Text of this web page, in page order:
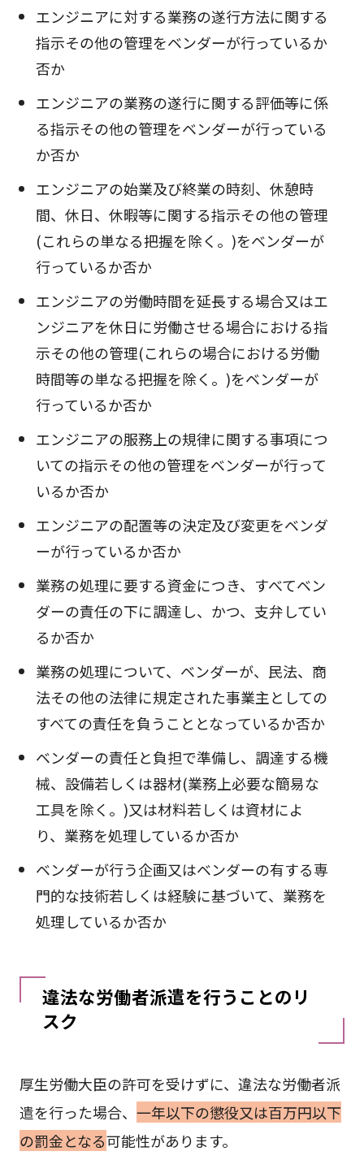
エンジニアに対する業務の遂行方法に関する
指示その他の管理をベンダーが行っているか
否か
エンジニアの業務の遂行に関する評価等に係
る指示その他の管理をベンダーが行っている
か否か
エンジニアの始業及び終業の時刻、休憩時
間、休日、休暇等に関する指示その他の管理
(これらの単なる把握を除く。)をベンダーが
行っているか否か
エンジニアの労働時間を延長する場合又はエ
ンジニアを休日に労働させる場合における指
示その他の管理(これらの場合における労働
時間等の単なる把握を除く。)をベンダーが
行っているか否か
エンジニアの服務上の規律に関する事項につ
いての指示その他の管理をベンダーが行って
いるか否か
エンジニアの配置等の決定及び変更をベンダ
ーが行っているか否か
業務の処理に要する資金につき、すべてベン
ダーの責任の下に調達し、かつ、支弁してい
るか否か
業務の処理について、ベンダーが、民法、商
法その他の法律に規定された事業主としての
すべての責任を負うこととなっているか否か
ベンダーの責任と負担で準備し、調達する機
械、設備若しくは器材(業務上必要な簡易な
工具を除く。)又は材料若しくは資材によ
り、業務を処理しているか否か
ベンダーが行う企画又はベンダーの有する専
門的な技術若しくは経験に基づいて、業務を
処理しているか否か
違法な労働者派遣を行うことのリ
スク
厚生労働大臣の許可を受けずに、違法な労働者派
遣を行った場合、 一年以下の懲役又は百万円以下
の罰金となる可能性があります。